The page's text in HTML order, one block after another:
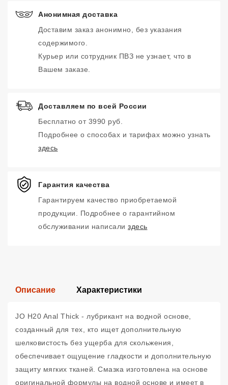
Анонимная доставка
Доставим заказ анонимно, без указания
содержимого.
Курьер или сотрудник ПВЗ не узнает, что в
Вашем заказе.
Доставляем по всей России
Бесплатно от 3990 руб.
Подробнее о способах и тарифах можно узнать
здесь
Гарантия качества
Гарантируем качество приобретаемой
продукции. Подробнее о гарантийном
обслуживании написали здесь
Описание Характеристики
JO H20 Anal Thick - лубрикант на водной основе,
созданный для тех, кто ищет дополнительную
шелковистость без ущерба для скольжения,
обеспечивает ощущение гладкости и дополнительную
защиту мягких тканей. Смазка изготовлена на основе
оригинальной формулы на водной основе и имеет в